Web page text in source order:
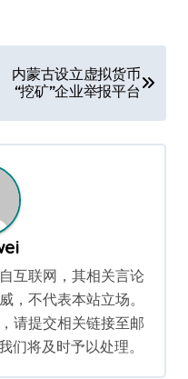
内蒙古设立虚拟货币
“挖矿”企业举报平台
互联网，其相关言论
，不代表本站立场。
请提交相关链接至邮
们将及时予以处理。